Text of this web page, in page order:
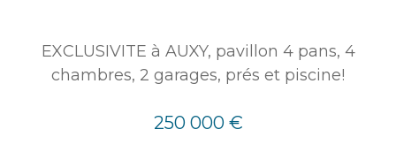
EXCLUSIVITE à AUXY, pavillon 4 pans, 4
chambres, 2 garages, prés et piscine!
250 000 €